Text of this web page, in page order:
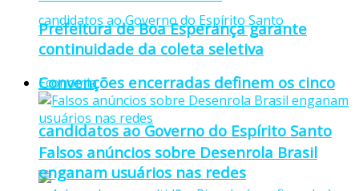
Convenções encerradas definem os cinco
candidatos ao Governo do Espírito Santo
Prefeitura de Boa Esperança garante
continuidade da coleta seletiva
Economia
Falsos anúncios sobre Desenrola Brasil
enganam usuários nas redes